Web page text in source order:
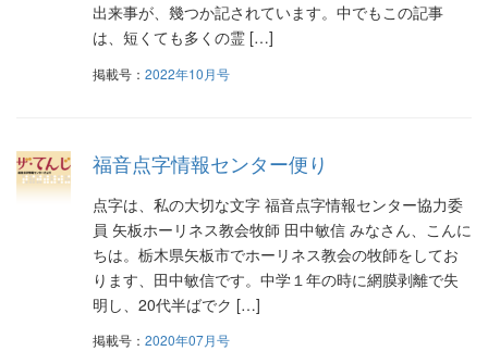
出来事が、幾つか記されています。中でもこの記事
は、短くても多くの霊 […]
掲載号： 2022年10月号
福音点字情報センター便り
点字は、私の大切な文字 福音点字情報センター協力委
員 矢板ホーリネス教会牧師 田中敏信 みなさん、こんに
ちは。栃木県矢板市でホーリネス教会の牧師をしてお
ります、田中敏信です。中学１年の時に網膜剥離で失
明し、20代半ばでク […]
掲載号： 2020年07月号